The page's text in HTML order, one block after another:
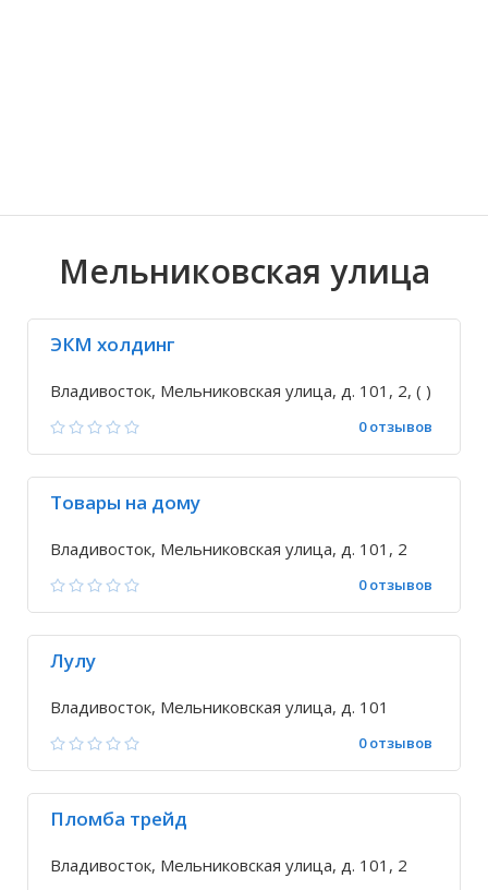
Мельниковская улица
ЭКМ холдинг
Владивосток, Мельниковская улица, д. 101, 2, ( )
0 отзывов
Товары на дому
Владивосток, Мельниковская улица, д. 101, 2
0 отзывов
Лулу
Владивосток, Мельниковская улица, д. 101
0 отзывов
Пломба трейд
Владивосток, Мельниковская улица, д. 101, 2